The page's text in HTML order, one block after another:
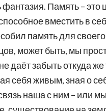
фантазия. Память –
вместить в
память для
может быть, мы
даёт забыть откуда
себя живым, зная о
наша с ним – или